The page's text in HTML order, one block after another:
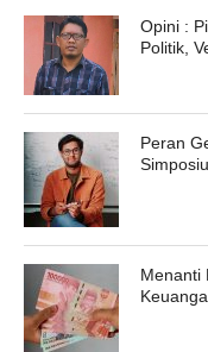
Opini :
Politik,
Peran
Menanti